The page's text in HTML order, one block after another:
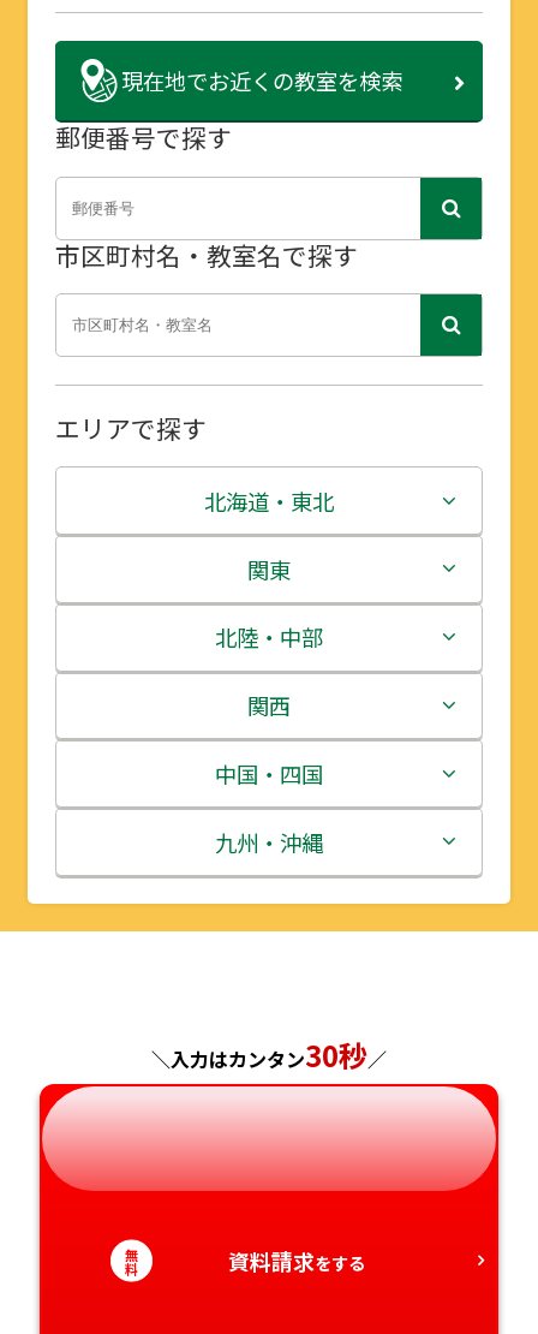
現在地でお近くの教室を検索
郵便番号で探す
市区町村名・教室名で探す
エリアで探す
北海道・東北
北海道
青森県
岩手県
宮城県
秋田県
山形県
関東
茨城県
栃木県
群馬県
埼玉県
千葉県
北陸・中部
新潟県
富山県
石川県
福井県
岐阜県
静岡県
関西
三重県
滋賀県
京都府
奈良県
和歌山県
中国・四国
鳥取県
島根県
山口県
徳島県
九州・沖縄
福岡県
熊本県
大分県
＼入力はカンタン30秒／
無
料 資料請求をする